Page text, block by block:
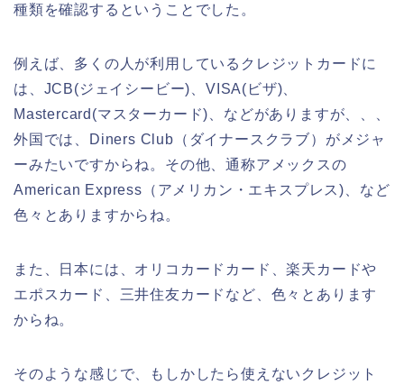
種類を確認するということでした。
例えば、多くの人が利用しているクレジットカードに
は、JCB(ジェイシービー)、VISA(ビザ)、
Mastercard(マスターカード)、などがありますが、、、
外国では、Diners Club（ダイナースクラブ）がメジャ
ーみたいですからね。その他、通称アメックスの
American Express（アメリカン・エキスプレス)、など
色々とありますからね。
また、日本には、オリコカードカード、楽天カードや
エポスカード、三井住友カードなど、色々とあります
からね。
そのような感じで、もしかしたら使えないクレジット